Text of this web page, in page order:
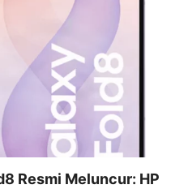
Resmi Meluncur: HP